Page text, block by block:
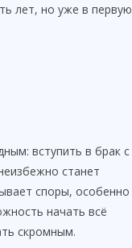
лет, но уже в первую
вступить в брак с
станет
споры, особенно
начать всё
скромным.